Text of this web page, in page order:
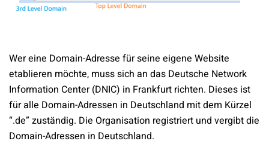
Wer eine Domain-Adresse für seine eigene Website
etablieren möchte, muss sich an das Deutsche Network
Information Center (DNIC) in Frankfurt richten. Dieses ist
für alle Domain-Adressen in Deutschland mit dem Kürzel
“.de” zuständig. Die Organisation registriert und vergibt die
Domain-Adressen in Deutschland.